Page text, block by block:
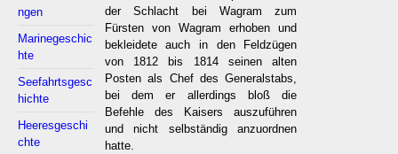
ngen
Marinegeschic
hte
Seefahrtsgesc
hichte
Heeresgeschi
chte
der Schlacht bei Wagram zum
Fürsten von Wagram erhoben und
bekleidete auch in den Feldzügen
von 1812 bis 1814 seinen alten
Posten als Chef des Generalstabs,
bei dem er allerdings bloß die
Befehle des Kaisers auszuführen
und nicht selbständig anzuordnen
hatte.